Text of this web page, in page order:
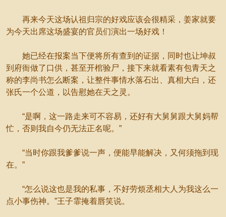
再来今天这场认祖归宗的好戏应该会很精采，姜家就要
为今天出席这场盛宴的官员们演出一场好戏！
她已经在报案当下便将所有查到的证据，同时也让坤叔
到府衙做了口供，甚至开棺验尸，接下来就看素有包青天之
称的李尚书怎么断案，让整件事情水落石出、真相大白，还
张氏一个公道，以告慰她在天之灵。
“是啊，这一路走来可不容易，还好有大舅舅跟大舅妈帮
忙，否则我自今仍无法正名呢。”
“当时你跟我爹爹说一声，便能早能解决，又何须拖到现
在。”
“怎么说这也是我的私事，不好劳烦丞相大人为我这么一
点小事伤神。”王子霏掩着唇笑说。